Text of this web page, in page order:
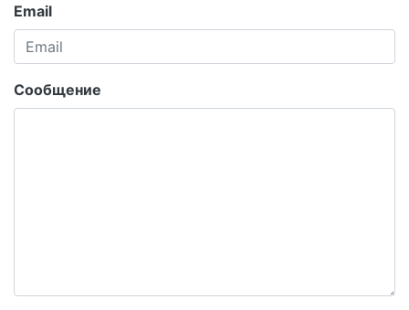
Email
Сообщение